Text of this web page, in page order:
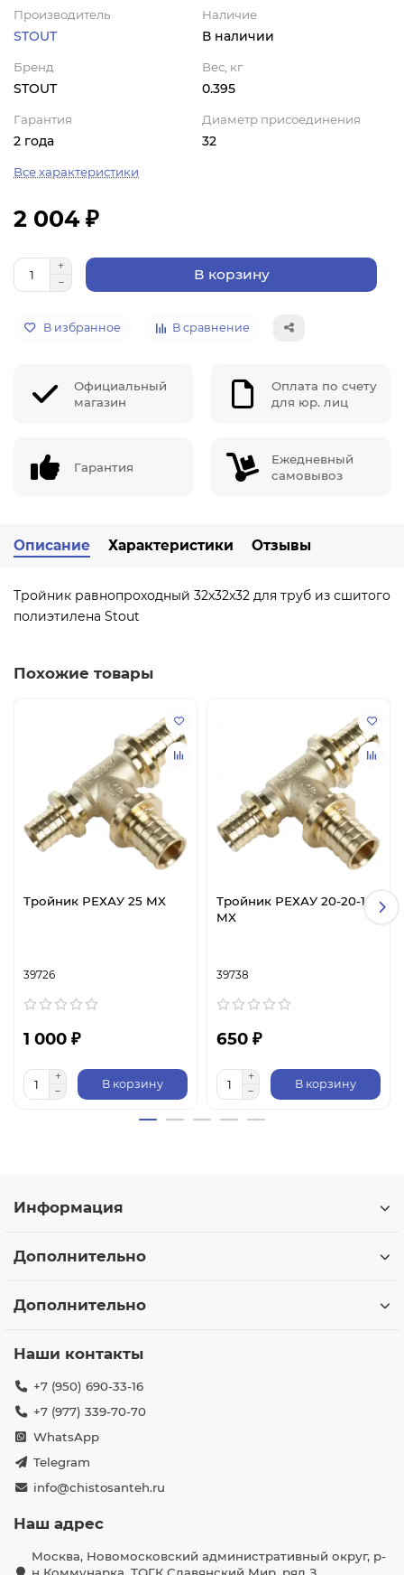
Производитель
STOUT
Наличие
В наличии
Бренд
STOUT
Вес, кг
0.395
Гарантия
2 года
Диаметр присоединения
32
Все характеристики
2 004 ₽
В корзину
В избранное В сравнение
Официальный
магазин
Оплата по счету
для юр. лиц
Гарантия
Ежедневный
самовывоз
Описание Характеристики Отзывы
Тройник равнопроходный 32x32x32 для труб из сшитого
полиэтилена Stout
Похожие товары
Тройник РЕХАУ 25 MX
39726
1 000 ₽
В корзину
Тройник РЕХАУ 20-20-16
MX
39738
650 ₽
В корзину
Информация
Дополнительно
Дополнительно
Наши контакты
+7 (950) 690-33-16
+7 (977) 339-70-70
WhatsApp
Telegram
info@chistosanteh.ru
Наш адрес
Москва, Новомосковский административный округ, р-